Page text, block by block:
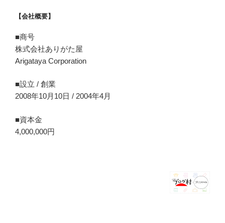
【会社概要】
■商号
株式会社ありがた屋
Arigataya Corporation
■設立 / 創業
2008年10月10日 / 2004年4月
■資本金
4,000,000円